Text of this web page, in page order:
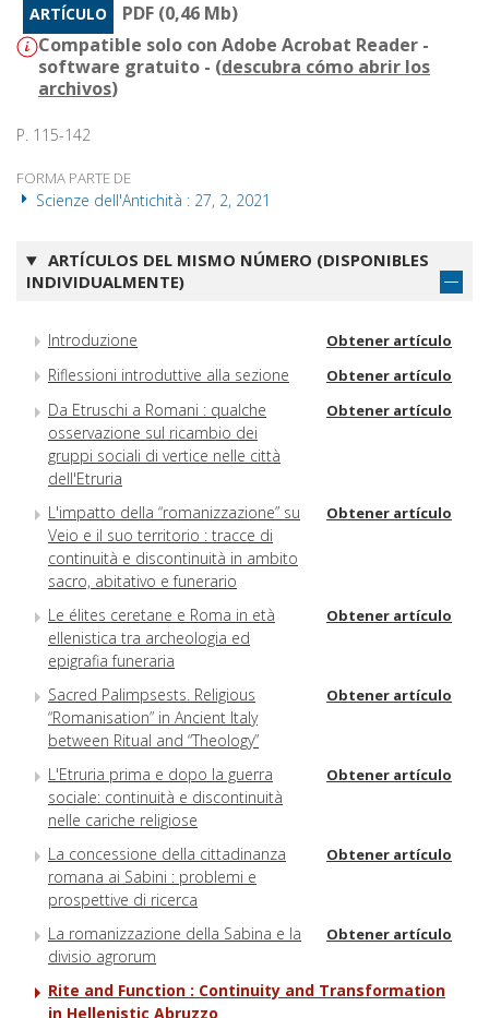
ARTÍCULO
PDF (0,46 Mb)
Compatible solo con Adobe Acrobat Reader -
software gratuito - (descubra cómo abrir los
archivos)
P. 115-142
FORMA PARTE DE
Scienze dell'Antichità : 27, 2, 2021
ARTÍCULOS DEL MISMO NÚMERO (DISPONIBLES
INDIVIDUALMENTE)
Introduzione Obtener artículo
Riflessioni introduttive alla sezione Obtener artículo
Da Etruschi a Romani : qualche
osservazione sul ricambio dei
gruppi sociali di vertice nelle città
dell'Etruria
Obtener artículo
L'impatto della “romanizzazione” su
Veio e il suo territorio : tracce di
continuità e discontinuità in ambito
sacro, abitativo e funerario
Obtener artículo
Le élites ceretane e Roma in età
ellenistica tra archeologia ed
epigrafia funeraria
Obtener artículo
Sacred Palimpsests. Religious
“Romanisation” in Ancient Italy
between Ritual and “Theology”
Obtener artículo
L'Etruria prima e dopo la guerra
sociale: continuità e discontinuità
nelle cariche religiose
Obtener artículo
La concessione della cittadinanza
romana ai Sabini : problemi e
prospettive di ricerca
Obtener artículo
La romanizzazione della Sabina e la
divisio agrorum
Obtener artículo
Rite and Function : Continuity and Transformation
in Hellenistic Abruzzo